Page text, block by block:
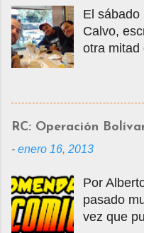
El sábado
Calvo,
otra mitad
14 años.
mis
empezara
gentileza
lugares
conseguir
RC: Operación
- enero 16, 2013
Por
pasado
vez que